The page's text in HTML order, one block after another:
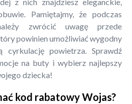
Pamiętajmy, że podczas
zwrócić uwagę przede
powinien umożliwiać wygodny
cyrkulację powietrza. Sprawdź
na buty i wybierz najlepszy
dziecka!
kod rabatowy Wojas?